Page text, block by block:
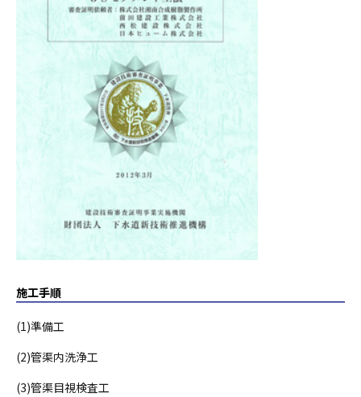
施工手順
(1)準備工
(2)管渠内洗浄工
(3)管渠目視検査工